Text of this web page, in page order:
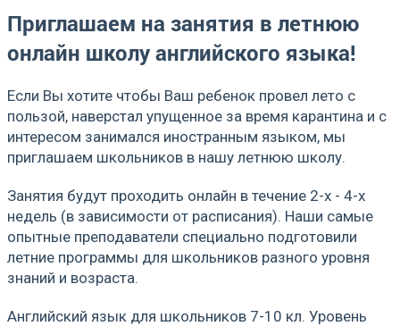
Приглашаем на занятия в летнюю
онлайн школу английского языка!
Если Вы хотите чтобы Ваш ребенок провел лето с
пользой, наверстал упущенное за время карантина и с
интересом занимался иностранным языком, мы
приглашаем школьников в нашу летнюю школу.
Занятия будут проходить онлайн в течение 2-х - 4-х
недель (в зависимости от расписания). Наши самые
опытные преподаватели специально подготовили
летние программы для школьников разного уровня
знаний и возраста.
Английский язык для школьников 7-10 кл. Уровень